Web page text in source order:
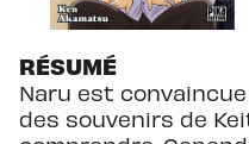
RÉSUMÉ
Naru est
des souvenirs de